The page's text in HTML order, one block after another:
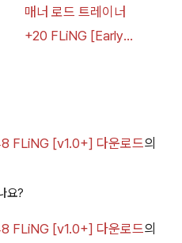
매너 로드 트레이너
+20 FLiNG [Early
FLiNG [v1.0+] 다운로드의
요?
FLiNG [v1.0+] 다운로드의